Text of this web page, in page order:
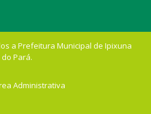
a Prefeitura Municipal de Ipixuna
do Pará.
Administrativa